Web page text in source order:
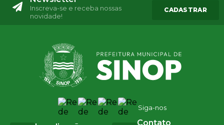
Inscreva-se e receba nossas
novidade!
CADASTRAR
Siga-nos
Contato